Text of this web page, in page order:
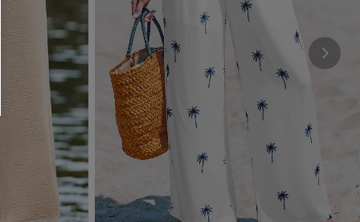
formulario, usted acepta nuestros
, y además acepta recibir correos
de Cupshe en cualquier momento del
compra. Podemos utilizar la
y ofertas adaptados a su perfil.